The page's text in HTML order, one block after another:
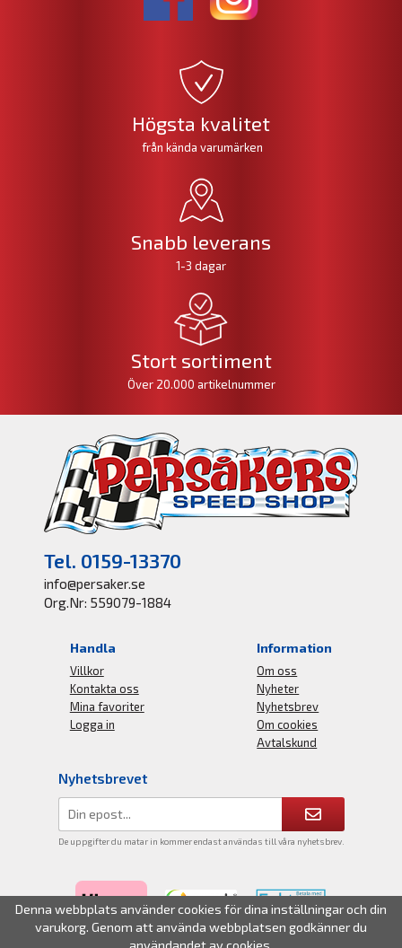
Högsta kvalitet
från kända varumärken
Snabb leverans
1-3 dagar
Stort sortiment
Över 20.000 artikelnummer
Tel. 0159-13370
info@persaker.se
Org.Nr: 559079-1884
Handla
Villkor
Kontakta oss
Mina favoriter
Logga in
Information
Om oss
Nyheter
Nyhetsbrev
Om cookies
Avtalskund
Nyhetsbrevet
De uppgifter du matar in kommer endast användas till våra nyhetsbrev.
Denna webbplats använder cookies för dina inställningar och din
varukorg. Genom att använda webbplatsen godkänner du